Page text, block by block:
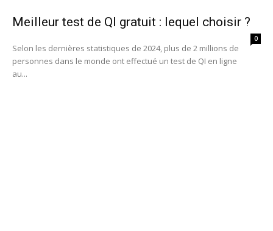
Meilleur test de QI gratuit : lequel choisir ?
0
Selon les dernières statistiques de 2024, plus de 2 millions de
personnes dans le monde ont effectué un test de QI en ligne
au...